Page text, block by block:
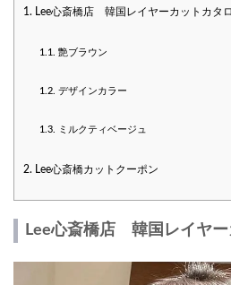
1. Lee心斎橋店 韓国レイヤーカットカタ
1.1. 艶ブラウン
1.2. デザインカラー
1.3. ミルクティベージュ
2. Lee心斎橋カットクーポン
Lee心斎橋店 韓国レイヤー